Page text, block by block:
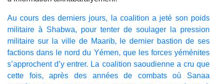
Au cours des derniers jours, la coalition a jeté son poids
militaire à Shabwa, pour tenter de soulager la pression
militaire sur la ville de Maarib, le dernier bastion de ses
factions dans le nord du Yémen, que les forces yéménites
s’approchent d’y entrer. La coalition saoudienne a cru que
cette fois, après des années de combats où Sanaa